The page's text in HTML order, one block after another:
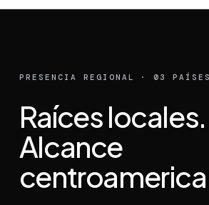
PRESENCIA REGIONAL · 03 PAÍSES
Raíces locales.
Alcance